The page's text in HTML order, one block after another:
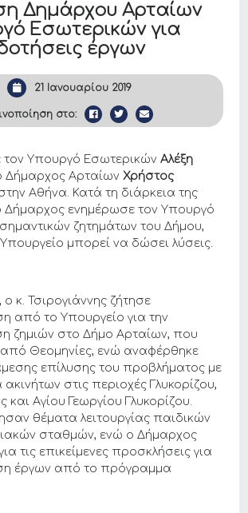
Δημάρχου Αρταίων
Εσωτερικών για
έργων
21 Ιανουαρίου 2019
στο:
τον Υπουργό ΕσωτερικώνΑλέξη
Δήμαρχος ΑρταίωνΧρήστος
Αθήνα. Κατά τη διάρκεια της
Δήμαρχος ενημέρωσε τον Υπουργό
ζητημάτων του Δήμου,
μπορεί να δώσει λύσεις.
κ. Τσιρογιάννης ζήτησε
από το Υπουργείο για την
ζημιών στο Δήμο Αρταίων, που
Θεομηνίες, ενώ αναφέρθηκε
επίλυσης του προβλήματος με
ακινήτων στις περιοχές Γλυκορίζου,
Αγίου Γεωργίου Γλυκορίζου.
θέματα λειτουργίας παιδικών
σταθμών, ενώ ο Δήμαρχος
τις επικείμενες προσκλήσεις για
έργων από το πρόγραμμα